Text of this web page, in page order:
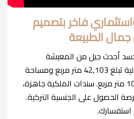
فاخر بتصميم
الطبيعة
أحدث جيل من المعيشة
الفاخرة، بمساحة إجمالية تبلغ 42,103 متر مربع ومساحة
خضراء تمتد على 10,000 متر مربع. سندات الملكية جاهزة،
الحصول على الجنسية التركية.
استفسارك.